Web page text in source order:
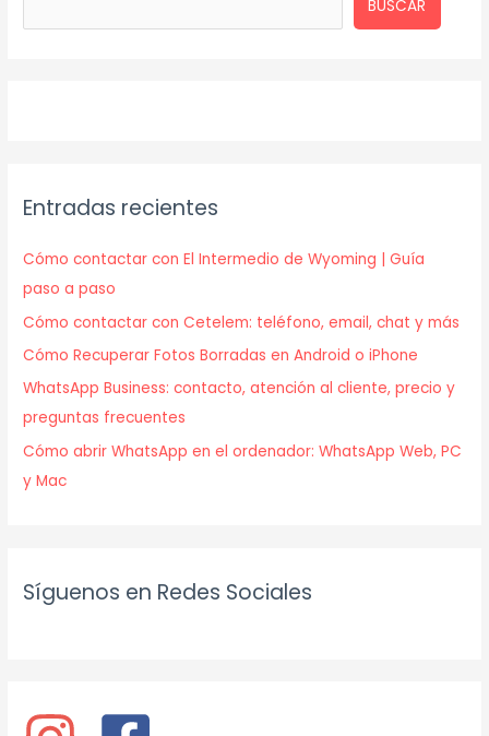
BUSCAR
Entradas recientes
Cómo contactar con El Intermedio de Wyoming | Guía
paso a paso
Cómo contactar con Cetelem: teléfono, email, chat y más
Cómo Recuperar Fotos Borradas en Android o iPhone
WhatsApp Business: contacto, atención al cliente, precio y
preguntas frecuentes
Cómo abrir WhatsApp en el ordenador: WhatsApp Web, PC
y Mac
Síguenos en Redes Sociales